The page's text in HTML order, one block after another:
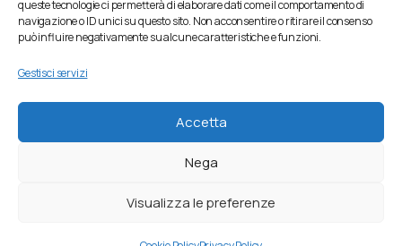
queste tecnologie ci permetterà di elaborare dati come il comportamento di
navigazione o ID unici su questo sito. Non acconsentire o ritirare il consenso
può influire negativamente su alcune caratteristiche e funzioni.
Gestisci servizi
Accetta
Nega
Visualizza le preferenze